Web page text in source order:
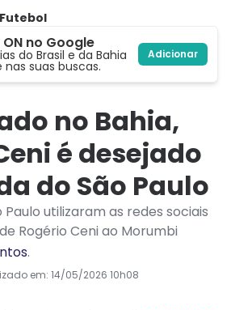
Futebol
no Google
do Brasil e da Bahia
suas buscas.
Adicionar
no Bahia,
é desejado
do São Paulo
utilizaram as redes sociais
Rogério Ceni ao Morumbi
.
em: 14/05/2026 10h08